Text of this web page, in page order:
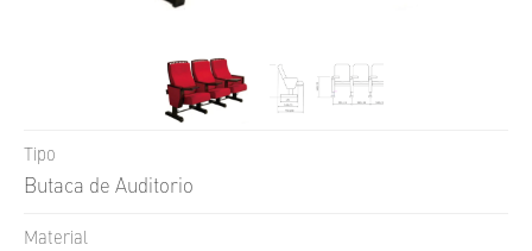
UNI GUARD
Tipo
Butaca de Auditorio
Material